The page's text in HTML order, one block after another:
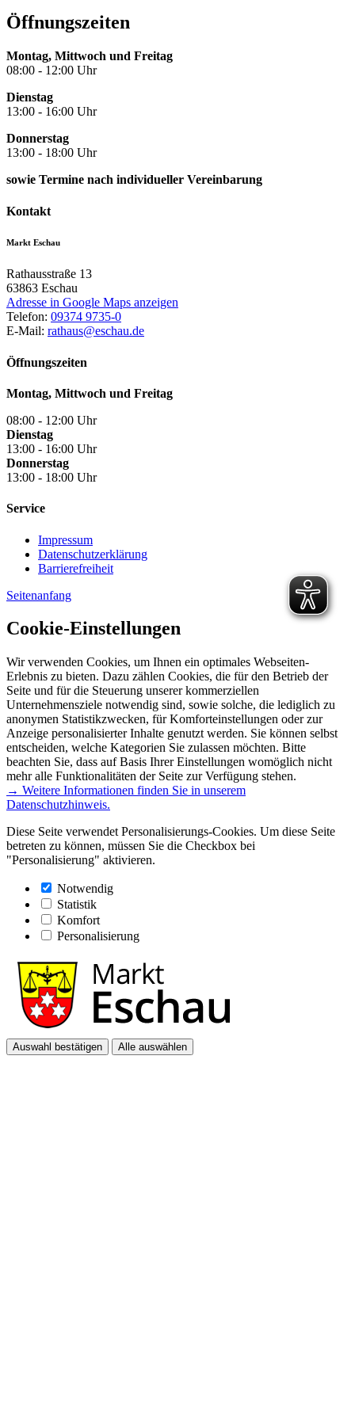
Öffnungszeiten
Montag, Mittwoch und Freitag
08:00 - 12:00 Uhr
Dienstag
13:00 - 16:00 Uhr
Donnerstag
13:00 - 18:00 Uhr
sowie Termine nach individueller Vereinbarung
Kontakt
Markt Eschau
Rathausstraße 13
63863 Eschau
Adresse in Google Maps anzeigen
Telefon: 09374 9735-0
E-Mail: rathaus@eschau.de
Öffnungszeiten
Montag, Mittwoch und Freitag
08:00 - 12:00 Uhr
Dienstag
13:00 - 16:00 Uhr
Donnerstag
13:00 - 18:00 Uhr
Service
Impressum
Datenschutzerklärung
Barrierefreiheit
Seitenanfang
Cookie-Einstellungen
Wir verwenden Cookies, um Ihnen ein optimales Webseiten-
Erlebnis zu bieten. Dazu zählen Cookies, die für den Betrieb der
Seite und für die Steuerung unserer kommerziellen
Unternehmensziele notwendig sind, sowie solche, die lediglich zu
anonymen Statistikzwecken, für Komforteinstellungen oder zur
Anzeige personalisierter Inhalte genutzt werden. Sie können selbst
entscheiden, welche Kategorien Sie zulassen möchten. Bitte
beachten Sie, dass auf Basis Ihrer Einstellungen womöglich nicht
mehr alle Funktionalitäten der Seite zur Verfügung stehen.
→ Weitere Informationen finden Sie in unserem
Datenschutzhinweis.
Diese Seite verwendet Personalisierungs-Cookies. Um diese Seite
betreten zu können, müssen Sie die Checkbox bei
"Personalisierung" aktivieren.
Notwendig
Statistik
Komfort
Personalisierung
Auswahl bestätigen Alle auswählen